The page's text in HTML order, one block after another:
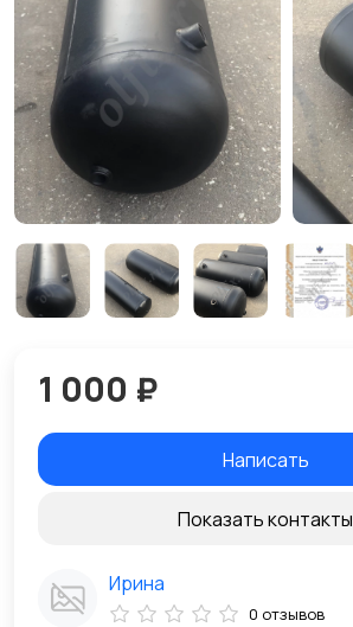
1 000 ₽
Написать
Показать контакты
Ирина
0 отзывов